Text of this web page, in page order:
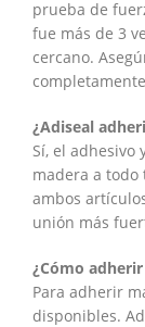
prueba de
fue más de 3
cercano.
¿Adiseal
Sí, el adhesivo
madera a todo
ambos
unión más
¿Cómo
Para adherir
disponibles.